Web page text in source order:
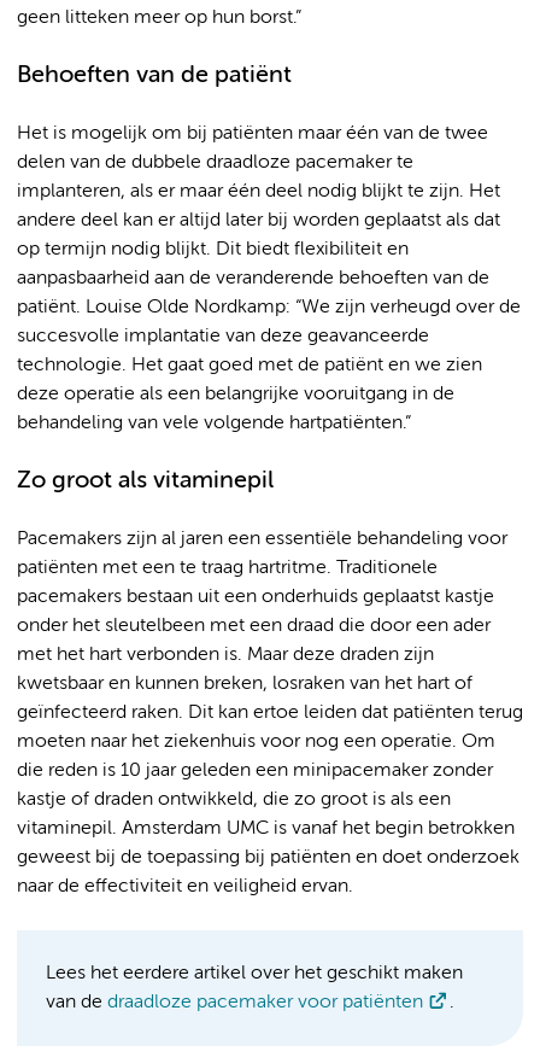
geen litteken meer op hun borst.”
Behoeften van de patiënt
Het is mogelijk om bij patiënten maar één van de twee
delen van de dubbele draadloze pacemaker te
implanteren, als er maar één deel nodig blijkt te zijn. Het
andere deel kan er altijd later bij worden geplaatst als dat
op termijn nodig blijkt. Dit biedt flexibiliteit en
aanpasbaarheid aan de veranderende behoeften van de
patiënt. Louise Olde Nordkamp: “We zijn verheugd over de
succesvolle implantatie van deze geavanceerde
technologie. Het gaat goed met de patiënt en we zien
deze operatie als een belangrijke vooruitgang in de
behandeling van vele volgende hartpatiënten.”
Zo groot als vitaminepil
Pacemakers zijn al jaren een essentiële behandeling voor
patiënten met een te traag hartritme. Traditionele
pacemakers bestaan uit een onderhuids geplaatst kastje
onder het sleutelbeen met een draad die door een ader
met het hart verbonden is. Maar deze draden zijn
kwetsbaar en kunnen breken, losraken van het hart of
geïnfecteerd raken. Dit kan ertoe leiden dat patiënten terug
moeten naar het ziekenhuis voor nog een operatie. Om
die reden is 10 jaar geleden een minipacemaker zonder
kastje of draden ontwikkeld, die zo groot is als een
vitaminepil. Amsterdam UMC is vanaf het begin betrokken
geweest bij de toepassing bij patiënten en doet onderzoek
naar de effectiviteit en veiligheid ervan.
Lees het eerdere artikel over het geschikt maken
van de draadloze pacemaker voor patiënten .